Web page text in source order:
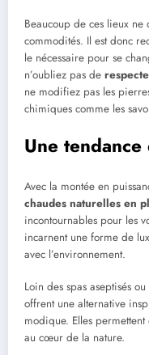
Beaucoup de ces lieux
commodités. Il est donc
le nécessaire pour se
n’oubliez pas de
ne modifiez pas les
chimiques comme les
Une
Avec la montée en
chaudes naturelles en
incontournables pour les
incarnent une forme de
avec l’environnement.
Loin des spas aseptisés
offrent une alternative
modique. Elles
au cœur de la nature.